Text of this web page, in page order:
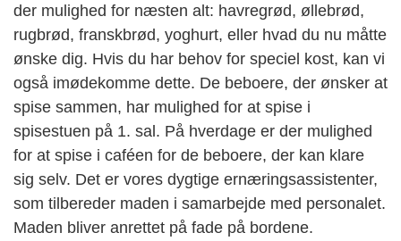
der mulighed for næsten alt: havregrød, øllebrød,
rugbrød, franskbrød, yoghurt, eller hvad du nu måtte
ønske dig. Hvis du har behov for speciel kost, kan vi
også imødekomme dette. De beboere, der ønsker at
spise sammen, har mulighed for at spise i
spisestuen på 1. sal. På hverdage er der mulighed
for at spise i caféen for de beboere, der kan klare
sig selv. Det er vores dygtige ernæringsassistenter,
som tilbereder maden i samarbejde med personalet.
Maden bliver anrettet på fade på bordene.